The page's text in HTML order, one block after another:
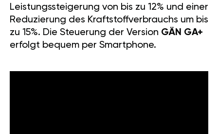
Leistungssteigerung von bis zu 12% und einer
Reduzierung des Kraftstoffverbrauchs um bis
zu 15%. Die Steuerung der Version GÄN GA+
erfolgt bequem per Smartphone.